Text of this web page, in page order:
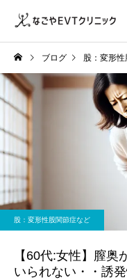
ブログ 股：変形
股：変形性股関節症など
【60代:女性】膣
いられない・・誘